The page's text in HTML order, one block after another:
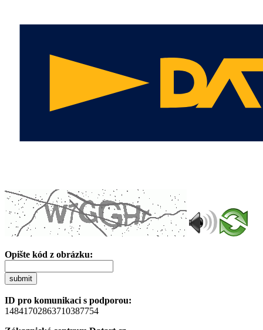
Opište kód z obrázku:
submit
ID pro komunikaci s podporou:
14841702863710387754